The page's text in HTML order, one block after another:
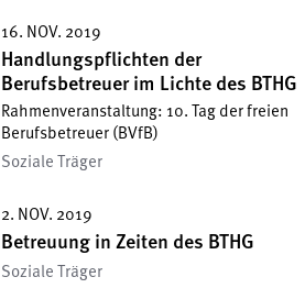
16. NOV. 2019
Handlungspflichten der
Berufsbetreuer im Lichte des BTHG
Rahmenveranstaltung: 10. Tag der freien
Berufsbetreuer (BVfB)
Soziale Träger
2. NOV. 2019
Betreuung in Zeiten des BTHG
Soziale Träger